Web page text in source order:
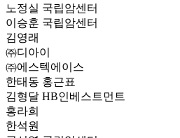
노정실 국립암센터
이승훈 국립암센터
김영래
㈜디아이
㈜에스텍에이스
한태동 홍근표
김형달 HB인베스트먼트
홍라희
한석원